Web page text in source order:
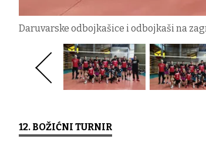
Daruvarske odbojkašice i odbojkaši na
12. BOŽIĆNI TURNIR